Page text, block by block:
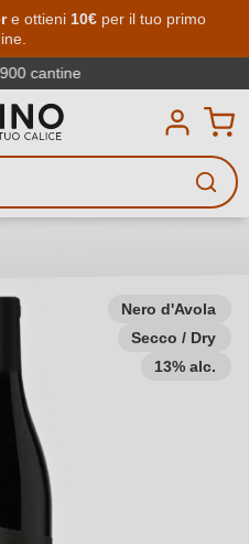
Passa al contenuto principale
e ottieni 10€per il tuo primo
cantine
Nero d'Avola
Secco / Dry
13% alc.
nome del vino,